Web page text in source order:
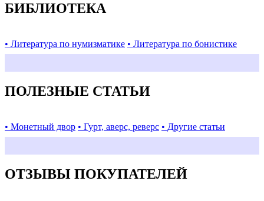
БИБЛИОТЕКА
• Литература по нумизматике • Литература по бонистике
ПОЛЕЗНЫЕ СТАТЬИ
• Монетный двор • Гурт, аверс, реверс • Другие статьи
ОТЗЫВЫ ПОКУПАТЕЛЕЙ